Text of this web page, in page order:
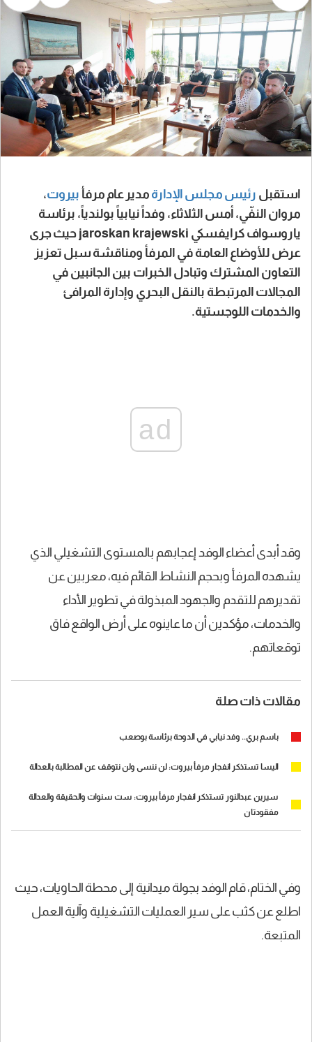
استقبل رئيس مجلس الإدارة مدير عام مرفأ بيروت،
مروان النفّي، أمس الثلاثاء، وفداً نيابياً بولندياً، برئاسة
ياروسواف كرايفسكي jaroskan krajewski حيث جرى
عرض للأوضاع العامة في المرفأ ومناقشة سبل تعزيز
التعاون المشترك وتبادل الخبرات بين الجانبين في
المجالات المرتبطة بالنقل البحري وإدارة المرافئ
والخدمات اللوجستية.
ad
وقد أبدى أعضاء الوفد إعجابهم بالمستوى التشغيلي الذي
يشهده المرفأ وبحجم النشاط القائم فيه، معربين عن
تقديرهم للتقدم والجهود المبذولة في تطوير الأداء
والخدمات، مؤكدين أن ما عاينوه على أرض الواقع فاق
توقعاتهم.
مقالات ذات صلة
باسم بري.. وفد نيابي في الدوحة برئاسة بوصعب
اليسا تستذكر انفجار مرفأ بيروت: لن ننسى ولن نتوقف عن المطالبة بالعدالة
سيرين عبدالنور تستذكر انفجار مرفأ بيروت: ست سنوات والحقيقة والعدالة
مفقودتان
وفي الختام، قام الوفد بجولة ميدانية إلى محطة الحاويات، حيث
اطلع عن كثب على سير العمليات التشغيلية وآلية العمل
المتبعة.